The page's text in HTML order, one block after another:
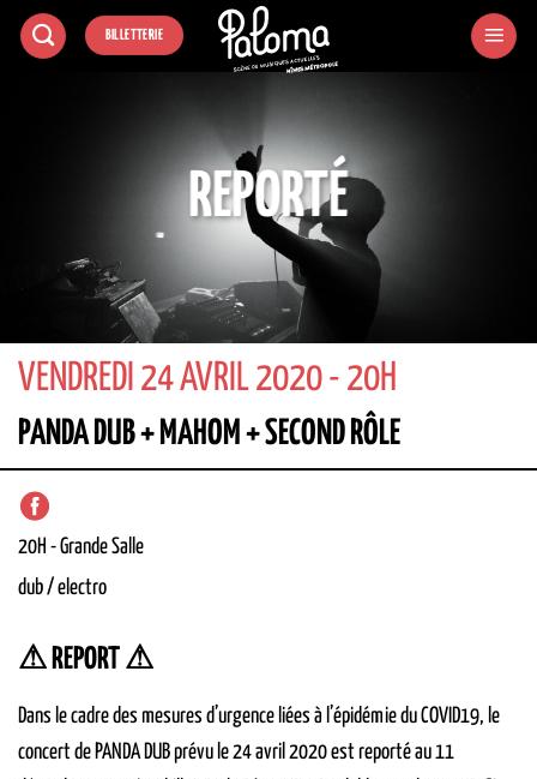
Passer
BILLETTERIE
REPORTÉ
VENDREDI 24 AVRIL 2020 - 20H
PANDA DUB + MAHOM + SECOND RÔLE
20H -Grande Salle
dub / electro
⚠ REPORT ⚠
Dans le cadre des mesures d’urgence liées à l’épidémie du COVID19, le
concert de PANDA DUB prévu le 24 avril 2020 est reporté au 11